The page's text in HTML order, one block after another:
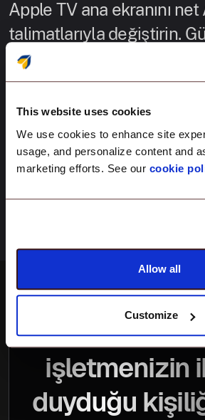
This website uses cookies
We use cookies to enhance site
usage, and personalize content and
marketing efforts. See our cookie
Allow all
Customize
Apple TV ana ekranını
talimatlarıyla değiştirin.
bağlantılar için özel bir
ve PIN ekleyin. İçeri girin,
Apple cihazından
başlayın.
Her
işletmenizin
duyduğu